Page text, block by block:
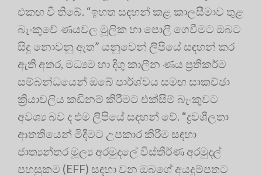
එකඟ වී තිබේ. “ඉහත සඳහන් කළ කාලසීමාව තුළ
බැංකුවේ ණයවල මූලික හා පොලී ගෙවීමට ඔබට
සිදු නොවනු ඇත” යනුවෙන් ලිපියේ සඳහන් කර
ඇති අතර, මධ්‍යම හා දිගු කාලීන ණය ප්‍රතිකර්ම
සම්බන්ධයෙන් ඔබේ පාර්ශ්වය සමඟ සාකච්ඡා
ක්‍රියාවලිය කඩිනම් කිරීමට එක්සිම් බැංකුවට
අවශ්‍ය බව ද එම ලිපියේ සඳහන් වේ. “ද්‍රවශීලතා
ආතතියෙන් මිදීමට උපකාර කිරීම සඳහා
ජාත්‍යන්තර මූල්‍ය අරමුදලේ විස්තීර්ණ අරමුදල්
පහසුකම (EFF) සඳහා වන ඔබගේ අයදුම්පතට